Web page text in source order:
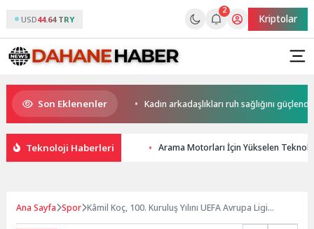
USD44.64 TRY
2
Kriptolar
Son Eklenenler
zekaya bırakıyor Kadın arkadaşlıkları ruh sağlığını güçlendiriyor!
Teknoloji Haberleri Arama Motorları İçin Yükselen
Ana Sayfa Spor Kâmil Koç, 100. Kuruluş Yılını UEFA Avrupa Ligi